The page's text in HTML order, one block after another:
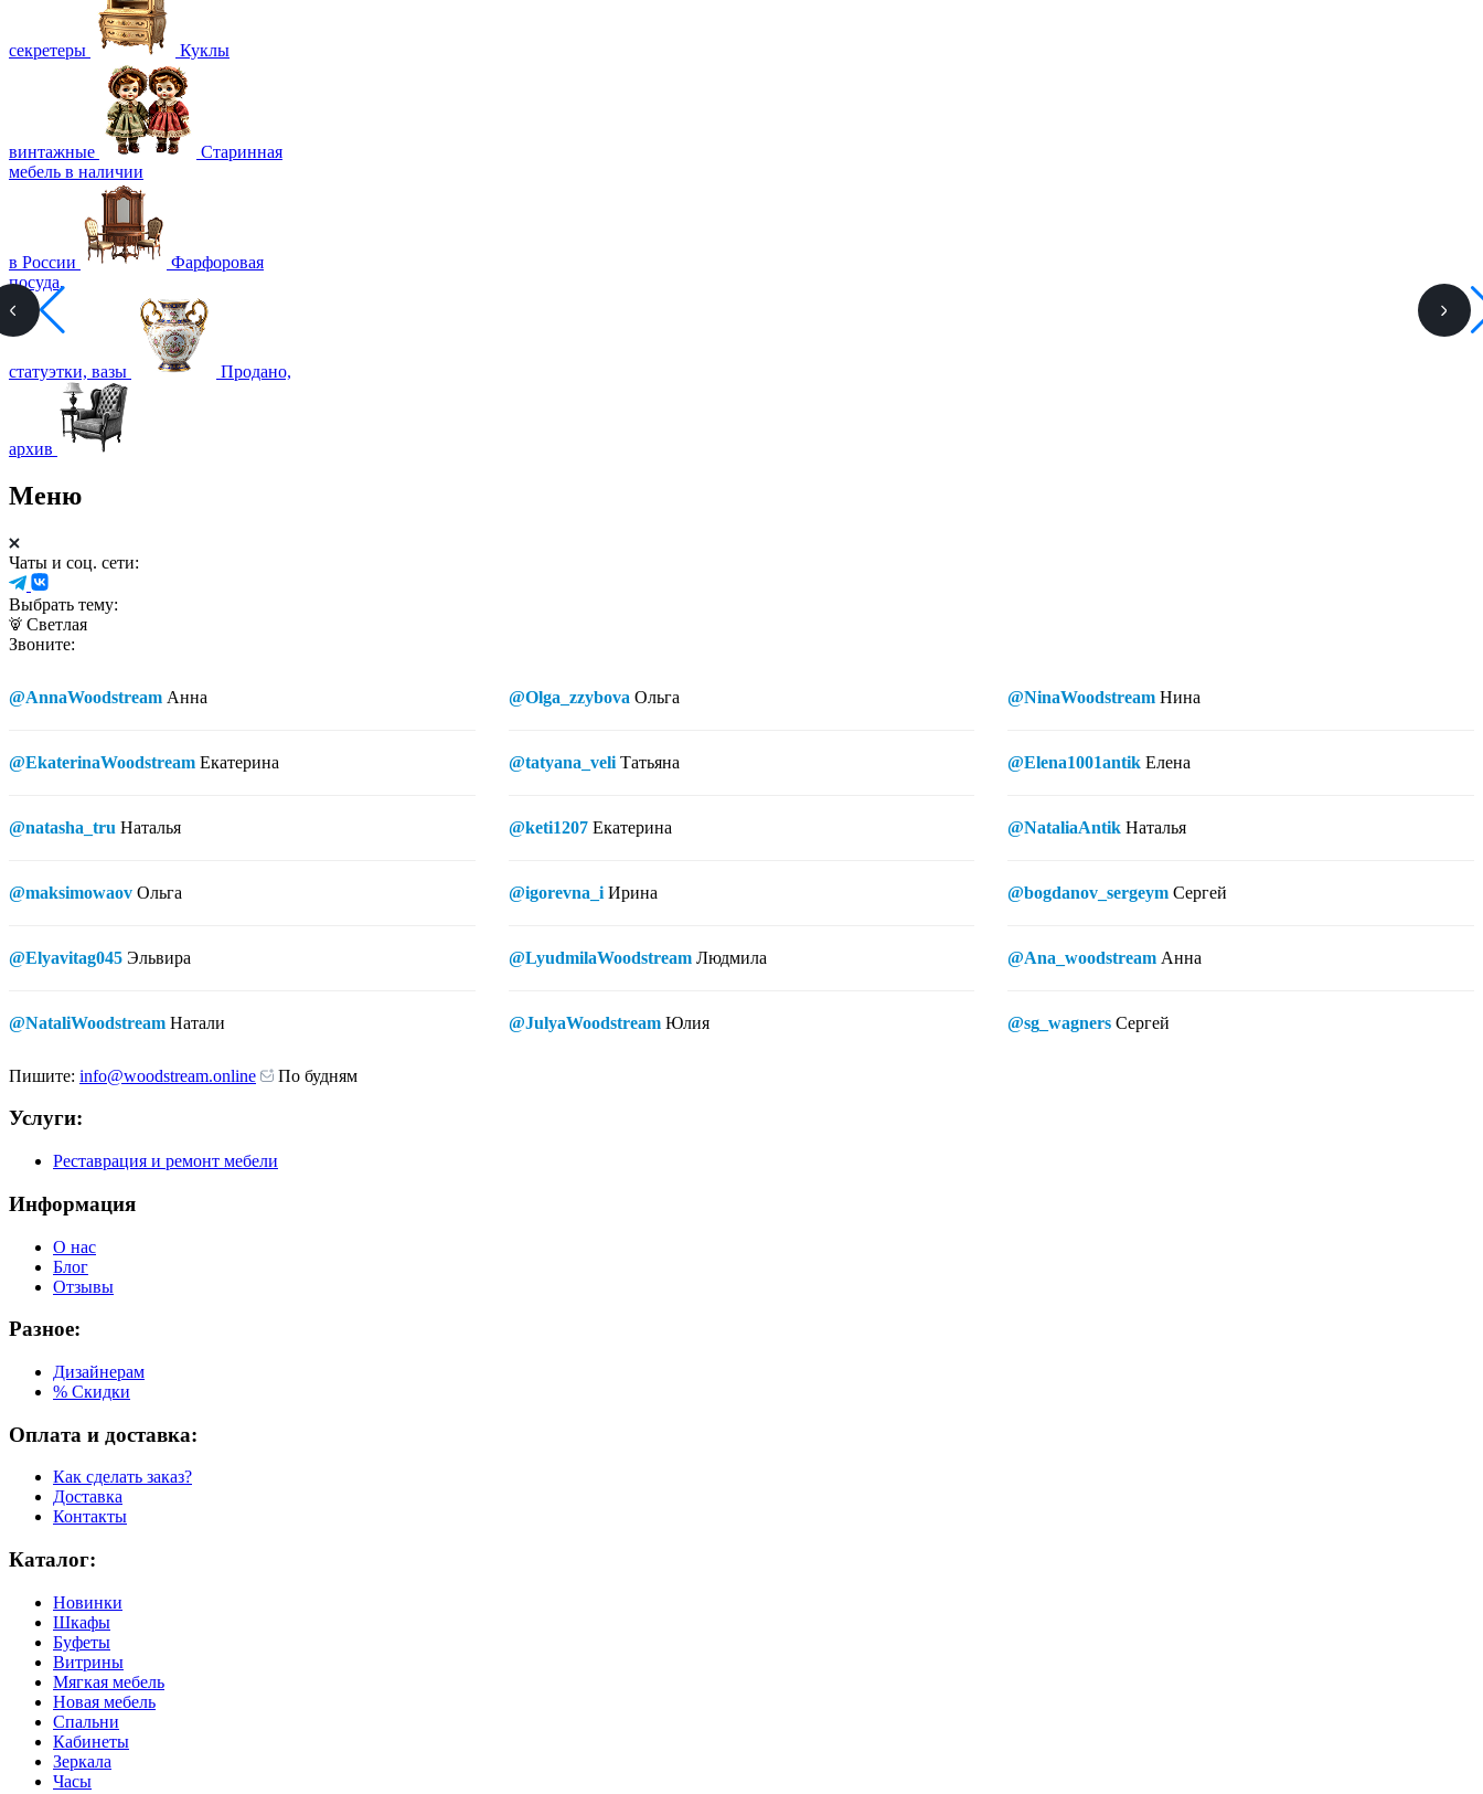
секретеры Куклы
винтажные
Старинная
мебель в наличии
в России
Фарфоровая
посуда,
статуэтки, вазы Продано,
архив
Меню
Чаты и соц. сети:
Выбрать тему:
Светлая
Звоните:
@AnnaWoodstream Анна
@EkaterinaWoodstream Екатерина
@natasha_tru Наталья
@maksimowaov Ольга
@Elyavitag045 Эльвира
@NataliWoodstream Натали
@Olga_zzybova Ольга
@tatyana_veli Татьяна
@keti1207 Екатерина
@igorevna_i Ирина
@LyudmilaWoodstream Людмила
@JulyaWoodstream Юлия
@NinaWoodstream Нина
@Elena1001antik Елена
@NataliaAntik Наталья
@bogdanov_sergeym Сергей
@Ana_woodstream Анна
@sg_wagners Сергей
Пишите: info@woodstream.online По будням
Услуги:
Реставрация и ремонт мебели
Информация
О нас
Блог
Отзывы
Разное:
Дизайнерам
% Скидки
Оплата и доставка:
Как сделать заказ?
Доставка
Контакты
Каталог:
Новинки
Шкафы
Буфеты
Витрины
Мягкая мебель
Новая мебель
Спальни
Кабинеты
Зеркала
Часы